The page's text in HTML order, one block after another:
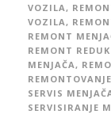
VOZILA ,
VOZILA ,
REMONT
REMONT
MENJAČA ,
SERVIS
SERVISIRANJE